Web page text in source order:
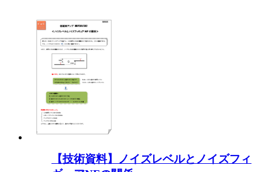
【技術資料】ノイズレベルとノイズフィ